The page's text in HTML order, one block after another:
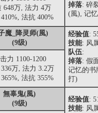
掉落: 碎
(風), 记
648万, 法力 4万
法抗 400%
魔_降灵师(風)
(9级)
经验值:
技能: 风
队伍:
掉落: 假
记忆的
打)
力 1100-1200
万, 法力 3.2万
法抗 355%
無辜鬼(風)
(9级)
经验值:
技能: 风